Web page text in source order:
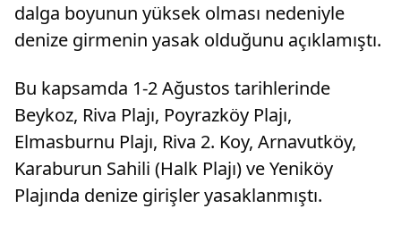
dalga boyunun yüksek olması nedeniyle
denize girmenin yasak olduğunu açıklamıştı.
Bu kapsamda 1-2 Ağustos tarihlerinde
Beykoz, Riva Plajı, Poyrazköy Plajı,
Elmasburnu Plajı, Riva 2. Koy, Arnavutköy,
Karaburun Sahili (Halk Plajı) ve Yeniköy
Plajında denize girişler yasaklanmıştı.